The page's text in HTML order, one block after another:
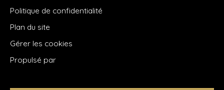
Politique de confidentialité
Plan du site
Gérer les cookies
Propulsé par